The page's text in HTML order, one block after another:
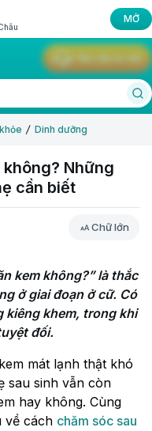
MỞ
Dinh dưỡng
Những
cần biết
Chữ lớn
Chữ lớn
kem không?” là thắc
ở giai đoạn ở cữ. Có
kiêng khem, trong khi
đối.
mát lạnh thật khó
sau sinh vẫn còn
hay không. Cùng
về cách chăm sóc sau